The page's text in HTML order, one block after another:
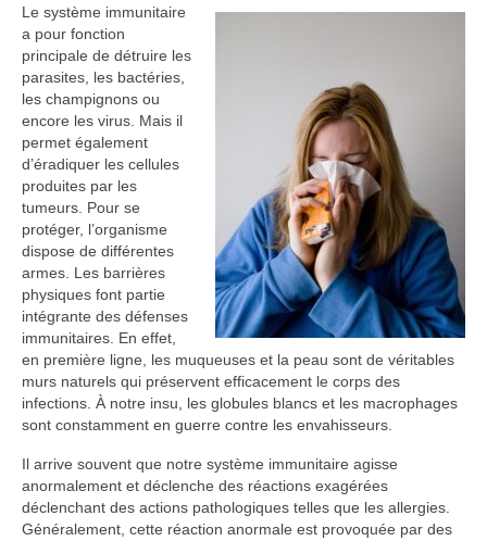
Le système immunitaire
a pour fonction
principale de détruire les
parasites, les bactéries,
les champignons ou
encore les virus. Mais il
permet également
d’éradiquer les cellules
produites par les
tumeurs. Pour se
protéger, l’organisme
dispose de différentes
armes. Les barrières
physiques font partie
intégrante des défenses
immunitaires. En effet,
en première ligne, les muqueuses et la peau sont de véritables
murs naturels qui préservent efficacement le corps des
infections. À notre insu, les globules blancs et les macrophages
sont constamment en guerre contre les envahisseurs.
Il arrive souvent que notre système immunitaire agisse
anormalement et déclenche des réactions exagérées
déclenchant des actions pathologiques telles que les allergies.
Généralement, cette réaction anormale est provoquée par des